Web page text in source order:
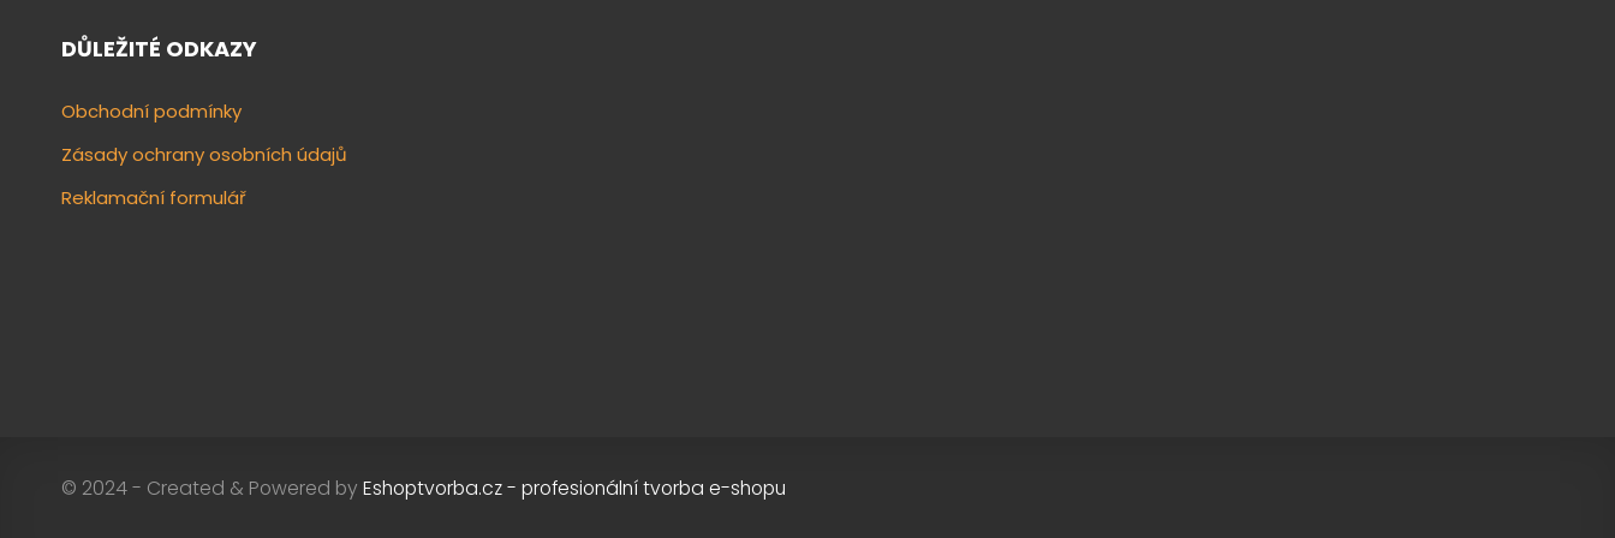
DŮLEŽITÉ ODKAZY
Obchodní podmínky
Zásady ochrany osobních údajů
Reklamační formulář
© 2024 - Created & Powered by Eshoptvorba.cz - profesionální tvorba e-shopu